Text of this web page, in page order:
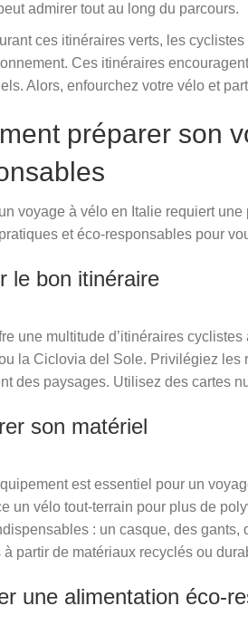
admirer tout au long du parcours.
ces itinéraires verts, les
Ces itinéraires
Alors, enfourchez votre vélo et
préparer son
voyage à vélo en Italie requiert
et éco-responsables pour
le bon itinéraire
une multitude d’itinéraires
la Ciclovia del Sole. Privilégiez les
des paysages. Utilisez des cartes
son matériel
est essentiel pour un
un vélo tout-terrain pour plus de
: un casque, des
à partir de matériaux recyclés ou
une alimentation éco-